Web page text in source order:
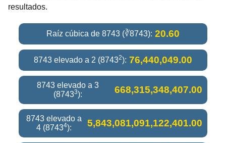
resultados.
Raíz cúbica de 8743 (∛8743): 20.60
8743 elevado a 2 (87432): 76,440,049.00
8743 elevado a 3
(87433): 668,315,348,407.00
8743 elevado a
4 (87434): 5,843,081,091,122,401.00